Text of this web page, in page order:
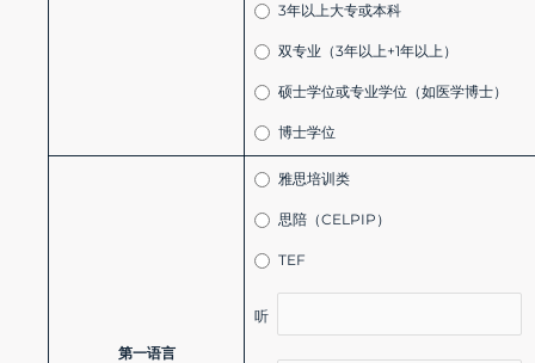
3年以上大专或本科
双专业（3年以上+1年以上）
硕士学位或专业学位（如医学博士）
博士学位
第一语言
雅思培训类
思陪（CELPIP）
TEF
听